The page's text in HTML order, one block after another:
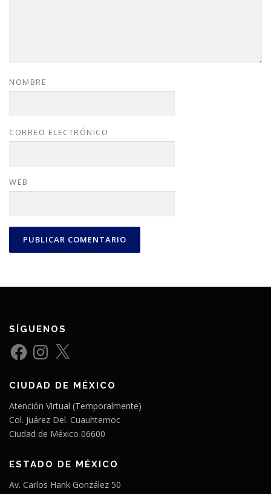
NOMBRE
CORREO ELECTRÓNICO
WEB
SÍGUENOS
F
a
b
o
k
n
a
g
a
m
X
CIUDAD DE MÉXICO
Atención Virtual (Temporalmente)
Col. Juárez Del. Cuauhtemoc
Ciudad de México 06600
ESTADO DE MÉXICO
Av. Carlos Hank González 50